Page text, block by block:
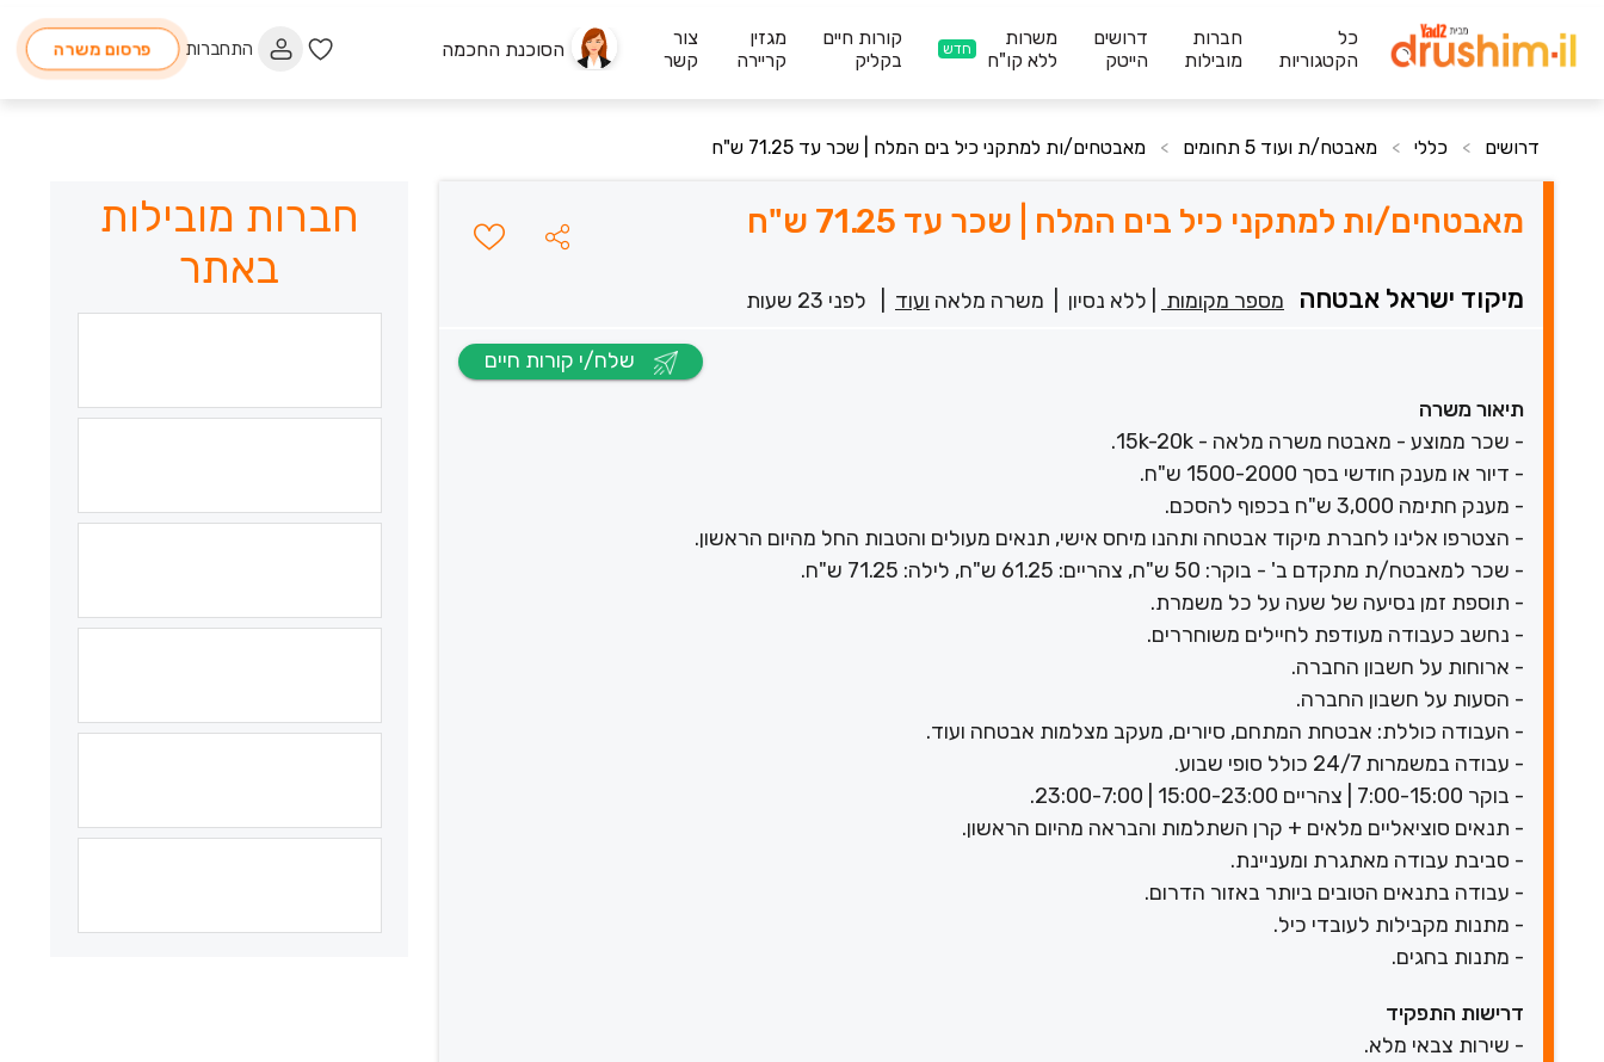
כל
הקטגוריות
חברות
מובילות
דרושים
הייטק
משרות
ללא קו"ח
חדש
קורות חיים
בקליק
מגזין
קריירה
צור
קשר
הסוכנת החכמה התחברות פרסום משרה
דרושים > כללי > מאבטח/ת ועוד 5 תחומים > מאבטחים/ות למתקני כיל בים המלח | שכר עד 71.25 ש"ח
מאבטחים/ות למתקני כיל בים המלח | שכר עד 71.25 ש"ח
מיקוד ישראל אבטחה מספר מקומות ללא נסיון משרה מלאה ועוד לפני 23 שעות
תיאור משרה
- שכר ממוצע - מאבטח משרה מלאה - 15k-20k.
- דיור או מענק חודשי בסך 1500-2000 ש"ח.
- מענק חתימה 3,000 ש"ח בכפוף להסכם.
- הצטרפו אלינו לחברת מיקוד אבטחה ותהנו מיחס אישי, תנאים מעולים והטבות החל מהיום הראשון.
- שכר למאבטח/ת מתקדם ב' - בוקר: 50 ש"ח, צהריים: 61.25 ש"ח, לילה: 71.25 ש"ח.
- תוספת זמן נסיעה של שעה על כל משמרת.
- נחשב כעבודה מעודפת לחיילים משוחררים.
- ארוחות על חשבון החברה.
- הסעות על חשבון החברה.
- העבודה כוללת: אבטחת המתחם, סיורים, מעקב מצלמות אבטחה ועוד.
- עבודה במשמרות 24/7 כולל סופי שבוע.
- בוקר 7:00-15:00 | צהריים 15:00-23:00 | 23:00-7:00.
- תנאים סוציאליים מלאים + קרן השתלמות והבראה מהיום הראשון.
- סביבת עבודה מאתגרת ומעניינת.
- עבודה בתנאים הטובים ביותר באזור הדרום.
- מתנות מקבילות לעובדי כיל.
- מתנות בחגים.
דרישות התפקיד
- שירות צבאי מלא.
חברות מובילות
באתר